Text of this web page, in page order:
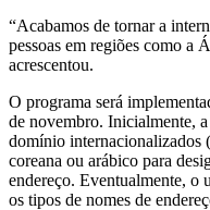
“Acabamos de tornar a
pessoas em regiões como a
acrescentou.
O programa será
de novembro. Inicialmente,
domínio internacionalizados
coreana ou arábico para
endereço. Eventualmente, o
os tipos de nomes de